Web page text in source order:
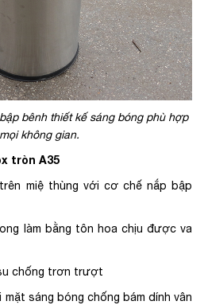
bênh thiết kế sáng bóng phù hợp
không gian.
tròn A35
miệ thùng với cơ chế nắp bập
làm bằng tôn hoa chịu được va
chống trơn trượt
sáng bóng chống bám dính vân